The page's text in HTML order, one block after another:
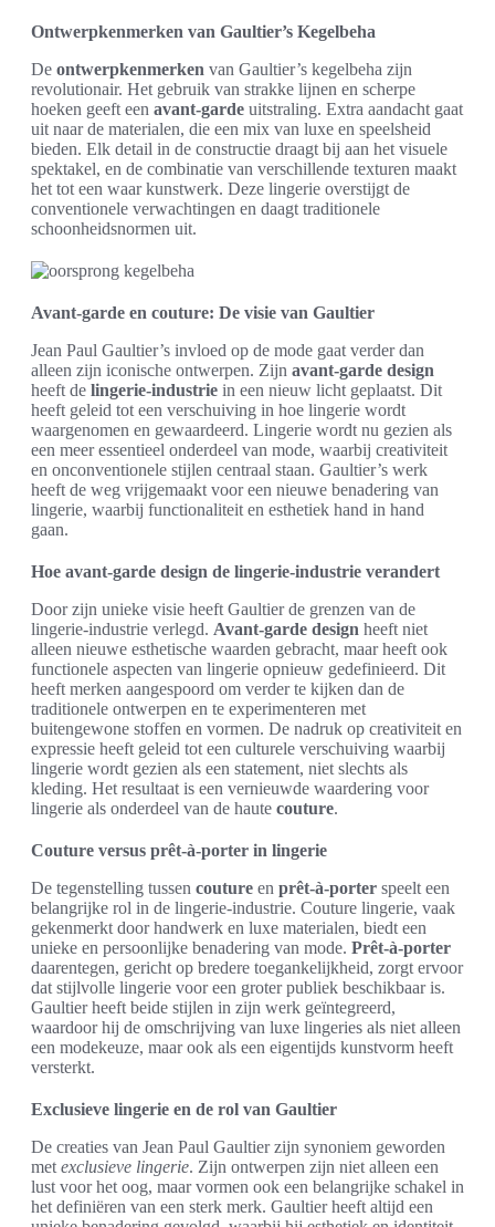
Ontwerpkenmerken van Gaultier’s Kegelbeha
De ontwerpkenmerken van Gaultier’s kegelbeha zijn
revolutionair. Het gebruik van strakke lijnen en scherpe
hoeken geeft een avant-garde uitstraling. Extra aandacht gaat
uit naar de materialen, die een mix van luxe en speelsheid
bieden. Elk detail in de constructie draagt bij aan het visuele
spektakel, en de combinatie van verschillende texturen maakt
het tot een waar kunstwerk. Deze lingerie overstijgt de
conventionele verwachtingen en daagt traditionele
schoonheidsnormen uit.
Avant-garde en couture: De visie van Gaultier
Jean Paul Gaultier’s invloed op de mode gaat verder dan
alleen zijn iconische ontwerpen. Zijn avant-garde design
heeft de lingerie-industrie in een nieuw licht geplaatst. Dit
heeft geleid tot een verschuiving in hoe lingerie wordt
waargenomen en gewaardeerd. Lingerie wordt nu gezien als
een meer essentieel onderdeel van mode, waarbij creativiteit
en onconventionele stijlen centraal staan. Gaultier’s werk
heeft de weg vrijgemaakt voor een nieuwe benadering van
lingerie, waarbij functionaliteit en esthetiek hand in hand
gaan.
Hoe avant-garde design de lingerie-industrie verandert
Door zijn unieke visie heeft Gaultier de grenzen van de
lingerie-industrie verlegd. Avant-garde design heeft niet
alleen nieuwe esthetische waarden gebracht, maar heeft ook
functionele aspecten van lingerie opnieuw gedefinieerd. Dit
heeft merken aangespoord om verder te kijken dan de
traditionele ontwerpen en te experimenteren met
buitengewone stoffen en vormen. De nadruk op creativiteit en
expressie heeft geleid tot een culturele verschuiving waarbij
lingerie wordt gezien als een statement, niet slechts als
kleding. Het resultaat is een vernieuwde waardering voor
lingerie als onderdeel van de haute couture.
Couture versus prêt-à-porter in lingerie
De tegenstelling tussen couture en prêt-à-porter speelt een
belangrijke rol in de lingerie-industrie. Couture lingerie, vaak
gekenmerkt door handwerk en luxe materialen, biedt een
unieke en persoonlijke benadering van mode. Prêt-à-porter
daarentegen, gericht op bredere toegankelijkheid, zorgt ervoor
dat stijlvolle lingerie voor een groter publiek beschikbaar is.
Gaultier heeft beide stijlen in zijn werk geïntegreerd,
waardoor hij de omschrijving van luxe lingeries als niet alleen
een modekeuze, maar ook als een eigentijds kunstvorm heeft
versterkt.
Exclusieve lingerie en de rol van Gaultier
De creaties van Jean Paul Gaultier zijn synoniem geworden
met exclusieve lingerie. Zijn ontwerpen zijn niet alleen een
lust voor het oog, maar vormen ook een belangrijke schakel in
het definiëren van een sterk merk. Gaultier heeft altijd een